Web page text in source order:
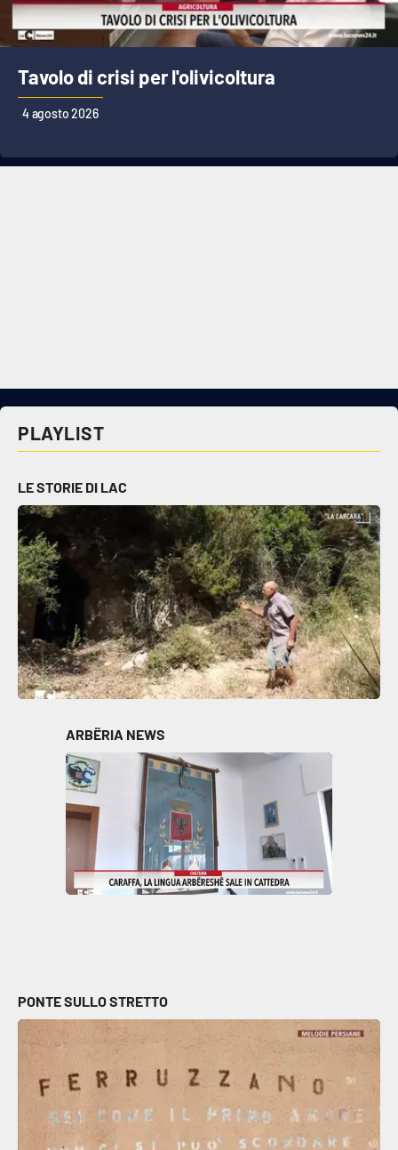
Tavolo di crisi per l'olivicoltura
4 agosto 2026
PLAYLIST
LE STORIE DI LAC
ARBËRIA NEWS
PONTE SULLO STRETTO